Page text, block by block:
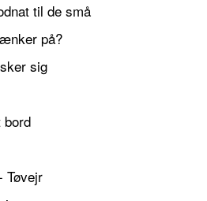
til de små
på?
sig
bord
Tøvejr